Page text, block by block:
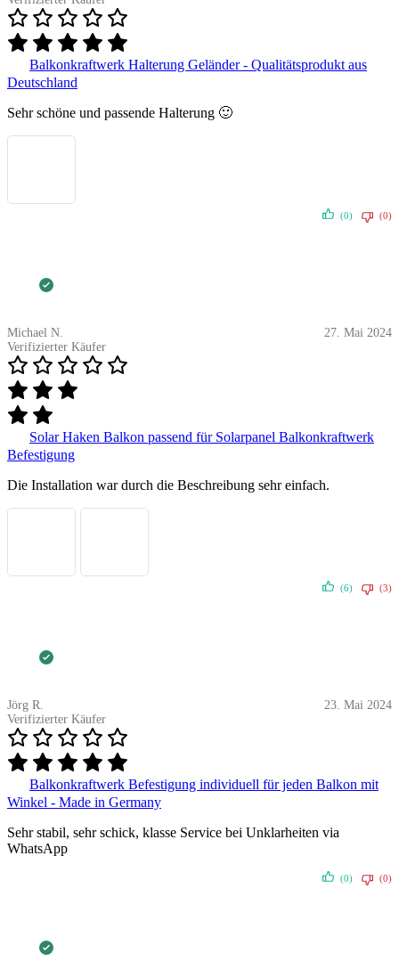
Balkonkraftwerk Halterung Geländer - Qualitätsprodukt aus
Deutschland
Sehr schöne und passende Halterung 🙂
(0) (0)
Michael N.
Verifizierter Käufer
27. Mai 2024
Solar Haken Balkon passend für Solarpanel Balkonkraftwerk
Befestigung
Die Installation war durch die Beschreibung sehr einfach.
(6) (3)
Jörg R.
Verifizierter Käufer
23. Mai 2024
Balkonkraftwerk Befestigung individuell für jeden Balkon mit
Winkel - Made in Germany
Sehr stabil, sehr schick, klasse Service bei Unklarheiten via
WhatsApp
(0) (0)